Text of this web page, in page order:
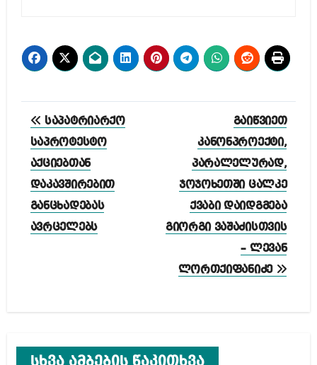
პოსტის
ნავიგაცია
საპატრიარქო
საპროტესტო
აქციებთან
დაკავშირებით
განცხადებას
ავრცელებს
გაიწვიეთ
კანონპროექტი,
პარალელურად,
ჯოჯოხეთში ცალკე
ქვაბი დაიდგმება
გიორგი ვაშაძისთვის
– ლევან
ლორთქიფანიძე
სხვა ამბების წაკითხვა